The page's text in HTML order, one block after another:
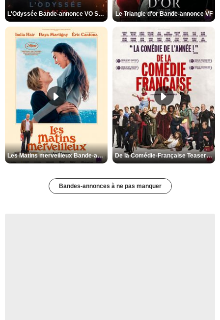
L'Odyssée Bande-annonce VO STFR Le Triangle d'or Bande-annonce VF
Les Matins merveilleux Bande-annonce VF De la Comédie-Française Teaser VF
Bandes-annonces à ne pas manquer